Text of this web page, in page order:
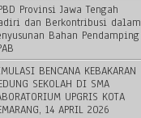
Provinsi Jawa Tengah
dan Berkontribusi dalam
Bahan Pendamping
BENCANA KEBAKARAN
SEKOLAH DI SMA
UPGRIS KOTA
14 APRIL 2026